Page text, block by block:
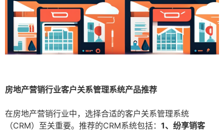
房地产营销行业客户关系管理系统产品推荐
在房地产营销行业中，选择合适的客户关系管理系统
（CRM）至关重要。推荐的CRM系统包括： 1、纷享销客